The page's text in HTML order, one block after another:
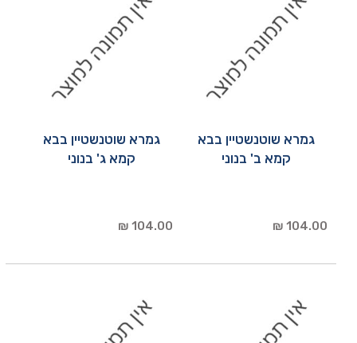
גמרא שוטנשטיין בבא
קמא ב' בנוני
104.00 ₪
גמרא שוטנשטיין בבא
קמא ג' בנוני
104.00 ₪